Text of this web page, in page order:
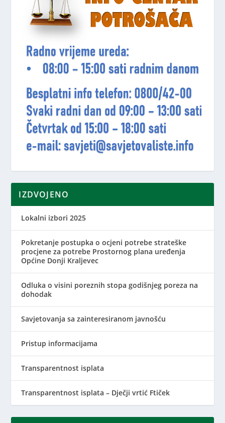
IZDVOJENO
Lokalni izbori 2025
Pokretanje postupka o ocjeni potrebe strateške
procjene za potrebe Prostornog plana uređenja
Općine Donji Kraljevec
Odluka o visini poreznih stopa godišnjeg poreza na
dohodak
Savjetovanja sa zainteresiranom javnošću
Pristup informacijama
Transparentnost isplata
Transparentnost isplata – Dječji vrtić Ftiček